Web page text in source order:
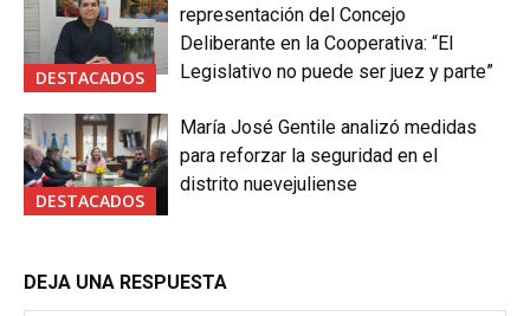
DESTACADOS
representación del Concejo
Deliberante en la Cooperativa: “El
Legislativo no puede ser juez y parte”
DESTACADOS
María José Gentile analizó medidas
para reforzar la seguridad en el
distrito nuevejuliense
DEJA UNA RESPUESTA